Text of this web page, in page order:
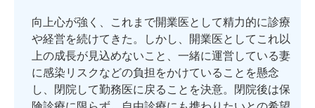
向上心が強く、これまで開業医として精力的に診療
や経営を続けてきた。しかし、開業医としてこれ以
上の成長が見込めないこと、一緒に運営している妻
に感染リスクなどの負担をかけていることを懸念
し、閉院して勤務医に戻ることを決意。閉院後は保